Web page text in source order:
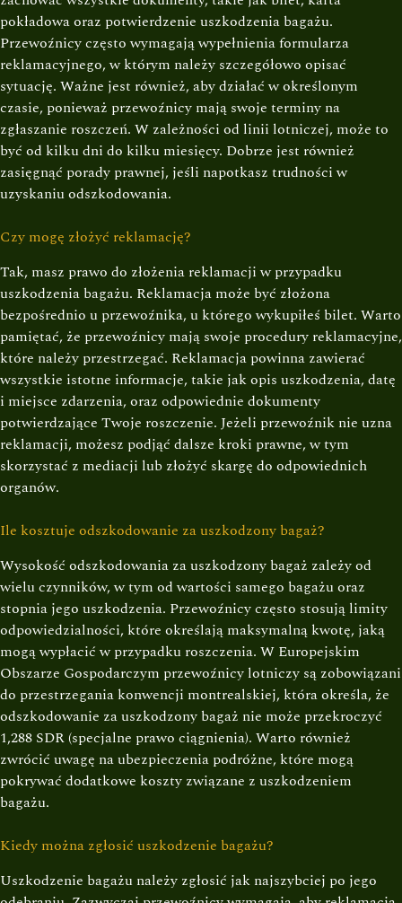
pokładowa oraz potwierdzenie uszkodzenia bagażu.
Przewoźnicy często wymagają wypełnienia formularza
reklamacyjnego, w którym należy szczegółowo opisać
sytuację. Ważne jest również, aby działać w określonym
czasie, ponieważ przewoźnicy mają swoje terminy na
zgłaszanie roszczeń. W zależności od linii lotniczej, może to
być od kilku dni do kilku miesięcy. Dobrze jest również
zasięgnąć porady prawnej, jeśli napotkasz trudności w
uzyskaniu odszkodowania.
Czy mogę złożyć reklamację?
Tak, masz prawo do złożenia reklamacji w przypadku
uszkodzenia bagażu. Reklamacja może być złożona
bezpośrednio u przewoźnika, u którego wykupiłeś bilet. Warto
pamiętać, że przewoźnicy mają swoje procedury reklamacyjne,
które należy przestrzegać. Reklamacja powinna zawierać
wszystkie istotne informacje, takie jak opis uszkodzenia, datę
i miejsce zdarzenia, oraz odpowiednie dokumenty
potwierdzające Twoje roszczenie. Jeżeli przewoźnik nie uzna
reklamacji, możesz podjąć dalsze kroki prawne, w tym
skorzystać z mediacji lub złożyć skargę do odpowiednich
organów.
Ile kosztuje odszkodowanie za uszkodzony bagaż?
Wysokość odszkodowania za uszkodzony bagaż zależy od
wielu czynników, w tym od wartości samego bagażu oraz
stopnia jego uszkodzenia. Przewoźnicy często stosują limity
odpowiedzialności, które określają maksymalną kwotę, jaką
mogą wypłacić w przypadku roszczenia. W Europejskim
Obszarze Gospodarczym przewoźnicy lotniczy są zobowiązani
do przestrzegania konwencji montrealskiej, która określa, że
odszkodowanie za uszkodzony bagaż nie może przekroczyć
1,288 SDR (specjalne prawo ciągnienia). Warto również
zwrócić uwagę na ubezpieczenia podróżne, które mogą
pokrywać dodatkowe koszty związane z uszkodzeniem
bagażu.
Kiedy można zgłosić uszkodzenie bagażu?
Uszkodzenie bagażu należy zgłosić jak najszybciej po jego